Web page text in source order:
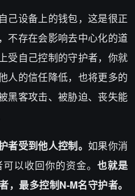
己设备上的钱包，这是很正
不存在会影响去中心化的道
受自己控制的守护者，你就
人的信任降低，也将更多的
黑客攻击、被胁迫、丧失能
者受到他人控制。如果你消
以收回你的资金。 也就是
，最多控制N-M名守护者。